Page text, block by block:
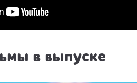
в выпуске